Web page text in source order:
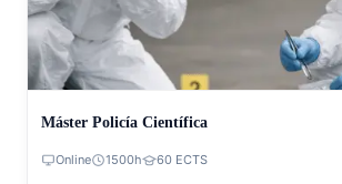
Máster Policía Científica
Online 1500h 60 ECTS